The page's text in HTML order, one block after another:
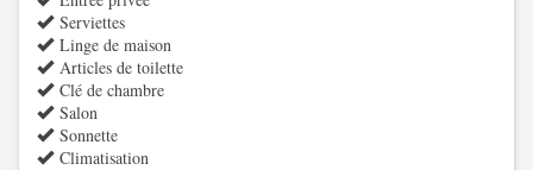
Serviettes
Linge de maison
Articles de toilette
Clé de chambre
Salon
Sonnette
Climatisation